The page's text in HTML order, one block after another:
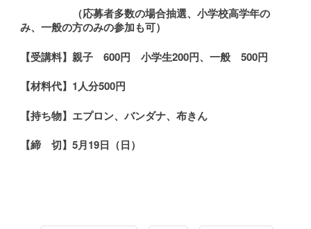
（応募者多数の場合抽選、小学校高学年の
み、一般の方のみの参加も可）
【受講料】親子 600円 小学生200円、一般 500円
【材料代】1人分500円
【持ち物】エプロン、バンダナ、布きん
【締 切】5月19日（日）